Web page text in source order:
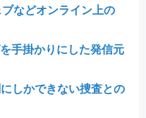
などオンライン上の
手掛かりにした発信元
しかできない捜査との